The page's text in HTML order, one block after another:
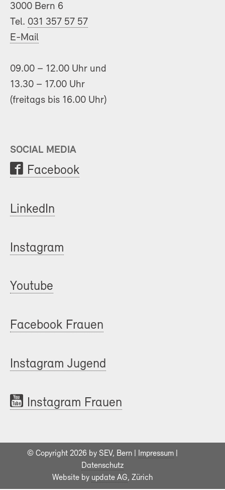
3000 Bern 6
Tel. 031 357 57 57
E-Mail
09.00 – 12.00 Uhr und
13.30 – 17.00 Uhr
(freitags bis 16.00 Uhr)
SOCIAL MEDIA
Facebook
LinkedIn
Instagram
Youtube
Facebook Frauen
Instagram Jugend
Instagram Frauen
© Copyright 2026 by SEV, Bern | Impressum
Datenschutz
Website by update AG, Zürich